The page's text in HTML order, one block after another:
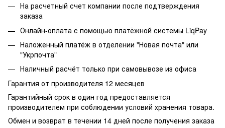
На расчетный счет компании после подтверждения
заказа
Онлайн-оплата с помощью платёжной системы LiqPay
Наложенный платёж в отделении "Новая почта" или
"Укрпочта"
Наличный расчёт только при самовывозе из офиса
Гарантия от производителя 12 месяцев
Гарантийный срок в один год предоставляется
производителем при соблюдении условий хранения товара.
Обмен и возврат в течении 14 дней после получения заказа